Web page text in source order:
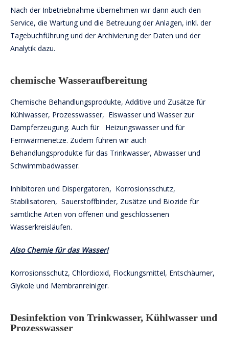
Nach der Inbetriebnahme übernehmen wir dann auch den
Service, die Wartung und die Betreuung der Anlagen, inkl. der
Tagebuchführung und der Archivierung der Daten und der
Analytik dazu.
chemische Wasseraufbereitung
Chemische Behandlungsprodukte, Additive und Zusätze für
Kühlwasser, Prozesswasser, Eiswasser und Wasser zur
Dampferzeugung. Auch für Heizungswasser und für
Fernwärmenetze. Zudem führen wir auch
Behandlungsprodukte für das Trinkwasser, Abwasser und
Schwimmbadwasser.
Inhibitoren und Dispergatoren, Korrosionsschutz,
Stabilisatoren, Sauerstoffbinder, Zusätze und Biozide für
sämtliche Arten von offenen und geschlossenen
Wasserkreisläufen.
Also Chemie für das Wasser!
Korrosionsschutz, Chlordioxid, Flockungsmittel, Entschäumer,
Glykole und Membranreiniger.
Desinfektion von Trinkwasser, Kühlwasser und
Prozesswasser